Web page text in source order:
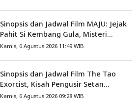
Sinopsis dan Jadwal Film MAJU: Jejak
Pahit Si Kembang Gula, Misteri
Hilangnya Bagas di Lokasi Jambore
Kamis, 6 Agustus 2026 11:49 WIB
Sinopsis dan Jadwal Film The Tao
Exorcist, Kisah Pengusir Setan
Melawan Kutukan Mematikan
Kamis, 6 Agustus 2026 09:28 WIB